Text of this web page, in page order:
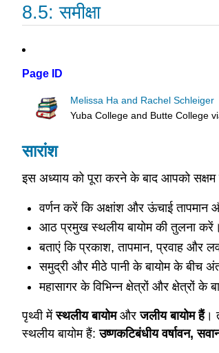
8.5: समीक्षा
Page ID
Melissa Ha and Rachel Schleiger
Yuba College and Butte College
सारांश
इस अध्याय को पूरा करने के बाद आपको सक्षम
वर्णन करें कि अक्षांश और ऊंचाई तापमान
आठ प्रमुख स्थलीय बायोम की तुलना करें।
बताएं कि प्रकाश, तापमान, प्रवाह और
समुद्री और मीठे पानी के बायोम के बीच
महासागर के विभिन्न क्षेत्रों और क्षेत्रों के
पृथ्वी मेंस्थलीय बायोमऔरजलीय बायोम हैं।
स्थलीय बायोम हैं:उष्णकटिबंधीय वर्षावन,